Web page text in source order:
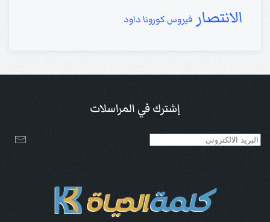
الانتصار فيروس كوروناداود
إشترك في المراسلات